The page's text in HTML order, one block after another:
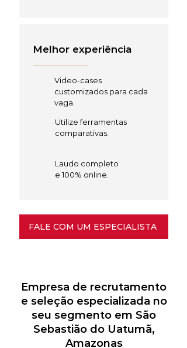
Melhor experiência
Video-cases
customizados para cada
vaga.
Utilize ferramentas
comparativas.
Laudo completo
e 100% online.
FALE COM UM ESPECIALISTA
Empresa de recrutamento
e seleção especializada no
seu segmento em São
Sebastião do Uatumã,
Amazonas